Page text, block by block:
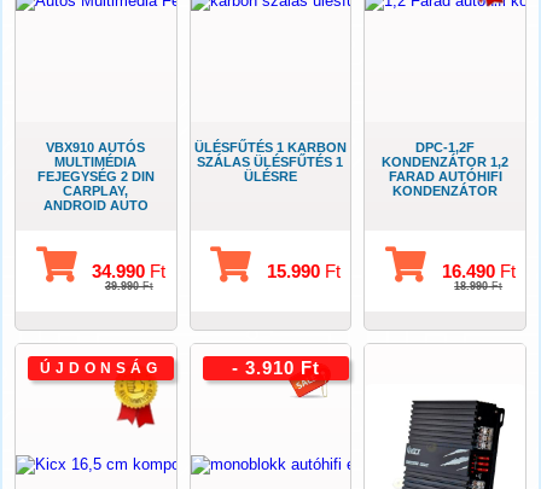
VBX910 AUTÓS
MULTIMÉDIA
FEJEGYSÉG 2 DIN
CARPLAY,
ANDROID AUTO
34.990 Ft
39.990Ft
ÜLÉSFŰTÉS 1 KARBON
SZÁLAS ÜLÉSFŰTÉS 1
ÜLÉSRE
15.990Ft
DPC-1,2F
KONDENZÁTOR 1,2
FARAD AUTÓHIFI
KONDENZÁTOR
16.490Ft
18.990Ft
ÚJDONSÁG - 3.910 Ft